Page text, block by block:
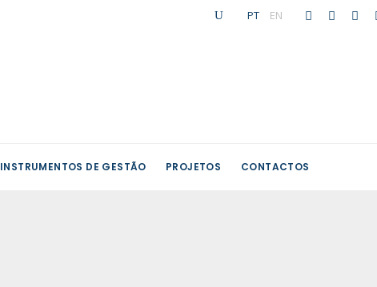
PT EN
INSTRUMENTOS DE GESTÃO PROJETOS CONTACTOS